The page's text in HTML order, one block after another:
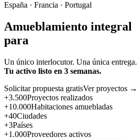
España · Francia · Portugal
Amueblamiento integral
para
Un único interlocutor. Una única entrega.
Tu activo listo en 3 semanas.
Solicitar propuesta gratisVer proyectos →
+3.500Proyectos realizados
+10.000Habitaciones amuebladas
+40Ciudades
+3Países
+1.000Proveedores activos